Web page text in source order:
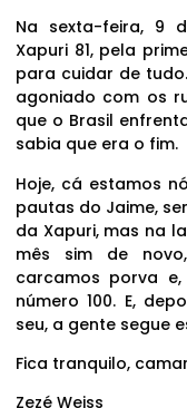
Na sexta-feira, 9
Xapuri 81, pela
para cuidar de
agoniado com os
que o Brasil
sabia que era o fim.
Hoje, cá estamos
pautas do Jaime,
da Xapuri, mas na
mês sim de
carcamos porva
número 100. E,
seu, a gente segue
Fica tranquilo,
Zezé Weiss